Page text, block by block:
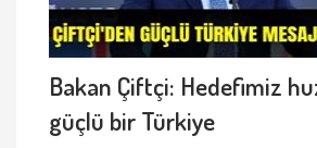
Bakan Çiftçi: Hedefimiz
güçlü bir Türkiye